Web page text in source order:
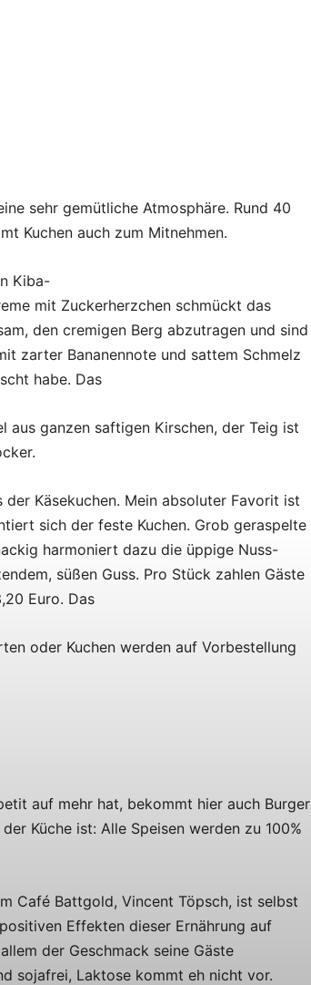
sehr gemütliche Atmosphäre. Rund 40
Kuchen auch zum Mitnehmen.
Kiba-
mit Zuckerherzchen schmückt das
den cremigen Berg abzutragen und sind
zarter Bananennote und sattem Schmelz
habe. Das
aus ganzen saftigen Kirschen, der Teig ist
Käsekuchen. Mein absoluter Favorit ist
sich der feste Kuchen. Grob geraspelte
harmoniert dazu die üppige Nuss-
süßen Guss. Pro Stück zahlen Gäste
Euro. Das
oder Kuchen werden auf Vorbestellung
auf mehr hat, bekommt hier auch Burger
Küche ist: Alle Speisen werden zu 100%
Café Battgold, Vincent Töpsch, ist selbst
Effekten dieser Ernährung auf
der Geschmack seine Gäste
sojafrei, Laktose kommt eh nicht vor.